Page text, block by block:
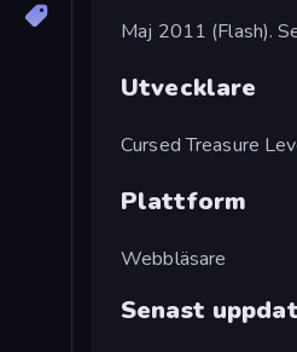
Maj 2011 (Flash).
Utvecklare
Cursed Treasure
Plattform
Webbläsare
Senast